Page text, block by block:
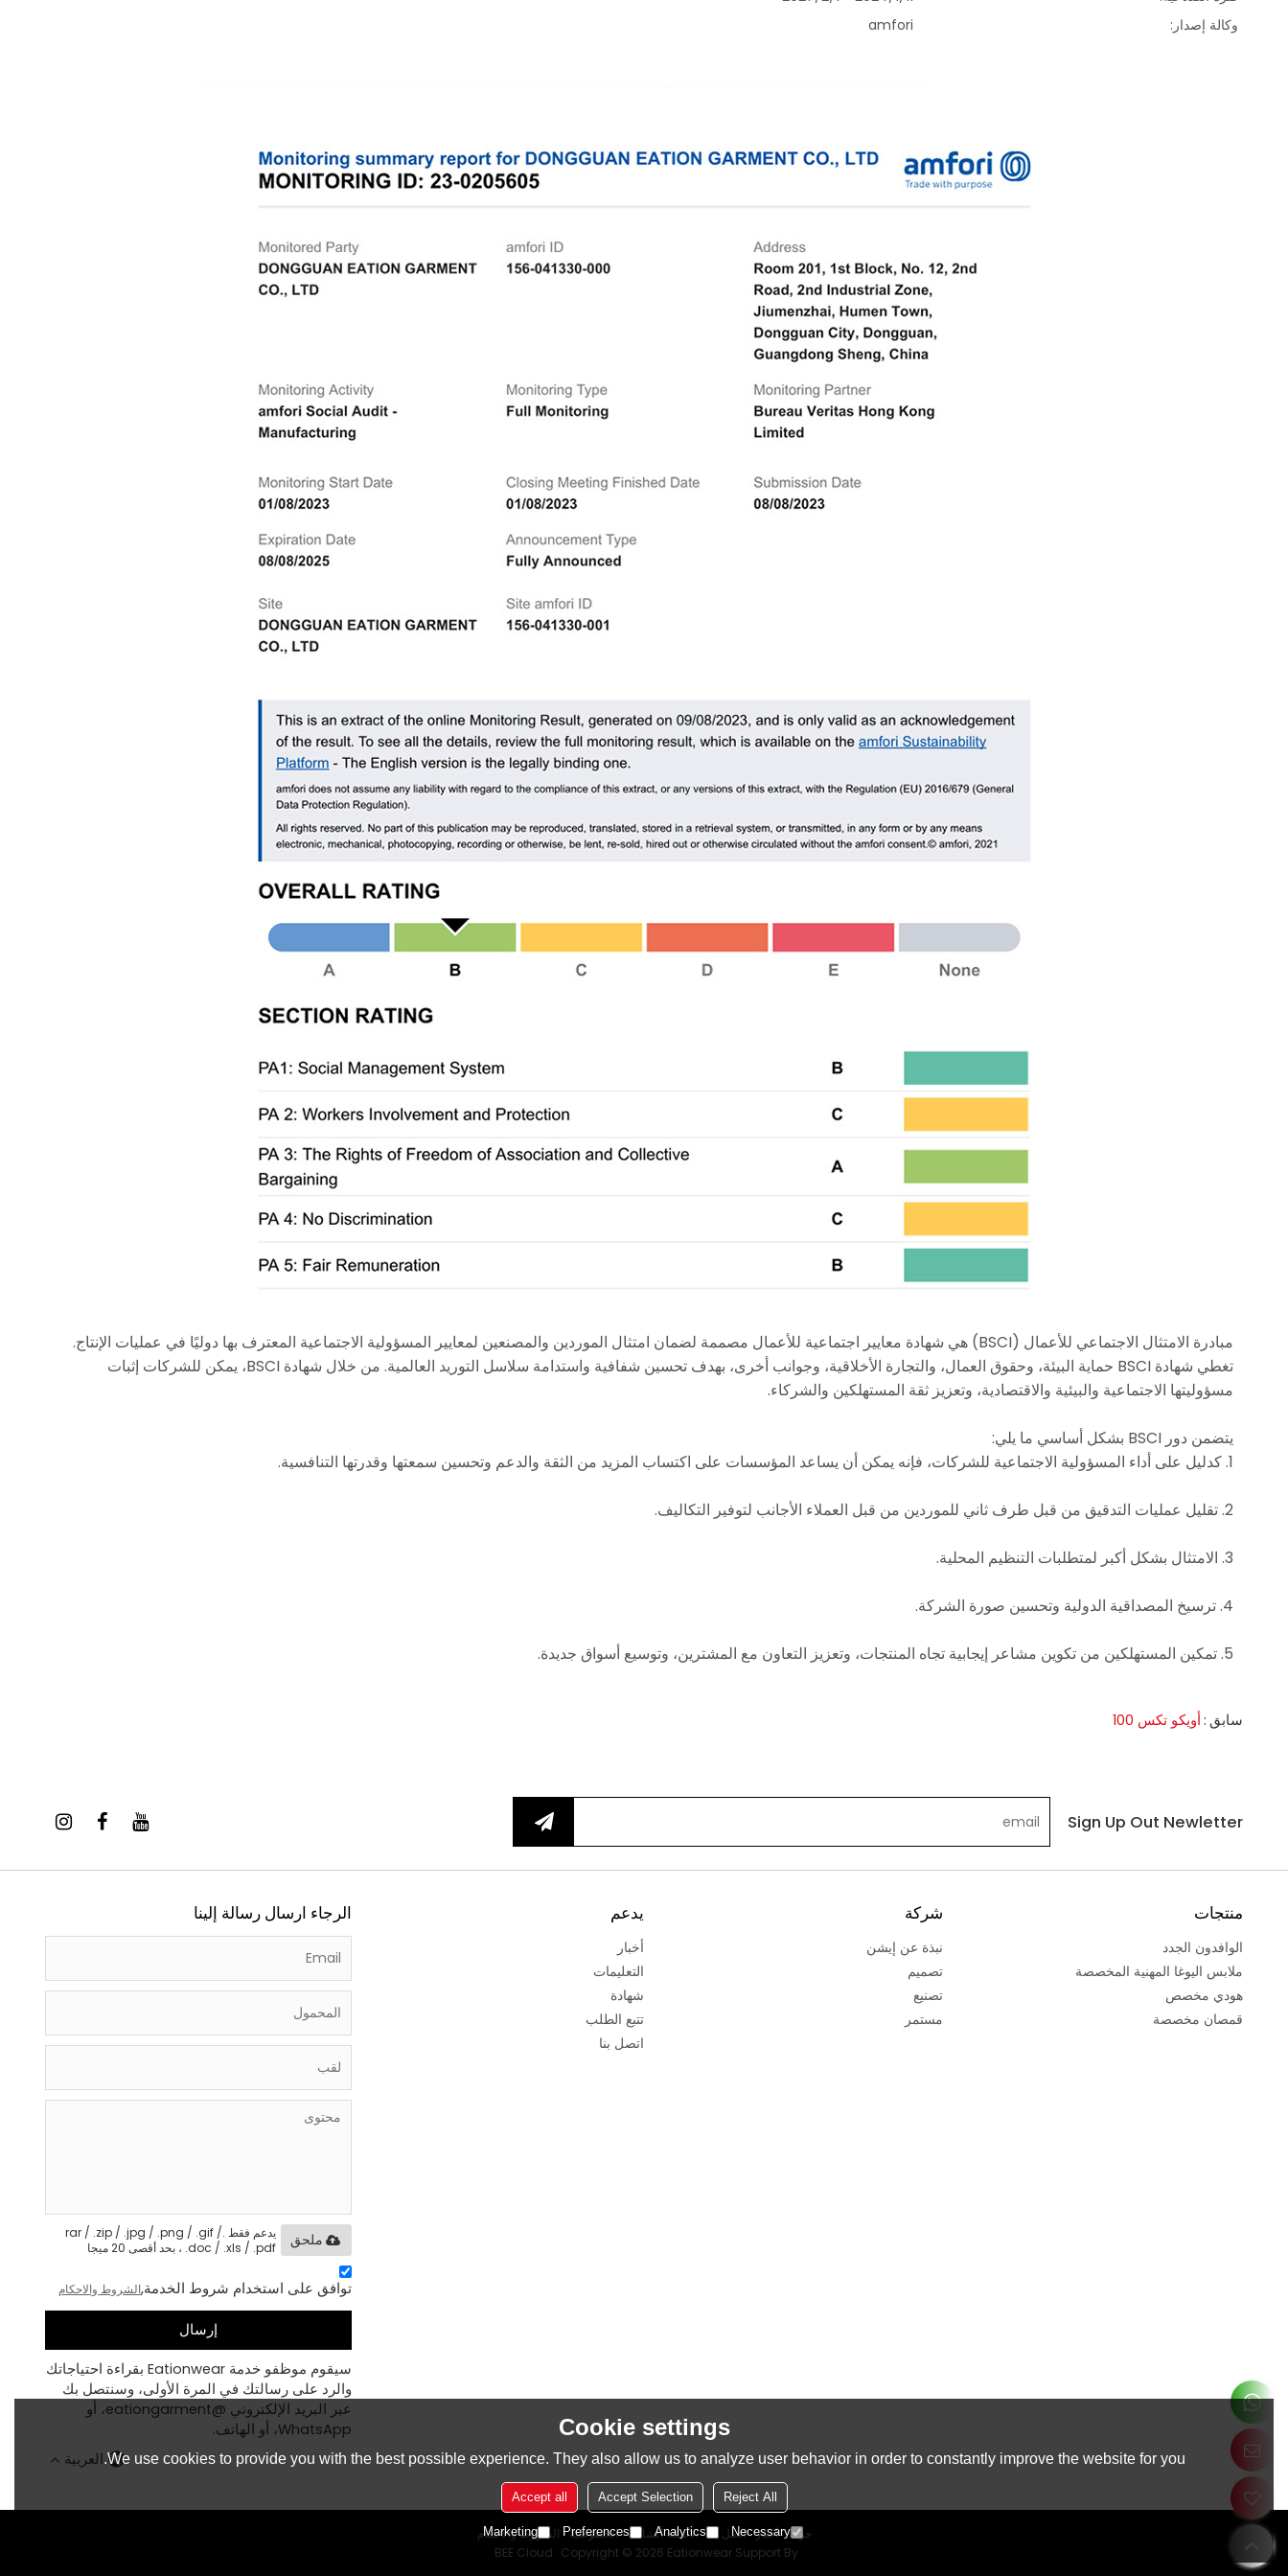
وكالة إصدار:
amfori
مبادرة الامتثال الاجتماعي للأعمال (BSCI) هي شهادة معايير اجتماعية للأعمال مصممة لضمان امتثال الموردين والمصنعين لمعايير المسؤولية الاجتماعية المعترف بها دوليًا في عمليات الإنتاج.
تغطي شهادة BSCI حماية البيئة، وحقوق العمال، والتجارة الأخلاقية، وجوانب أخرى، بهدف تحسين شفافية واستدامة سلاسل التوريد العالمية. من خلال شهادة BSCI، يمكن للشركات إثبات
مسؤوليتها الاجتماعية والبيئية والاقتصادية، وتعزيز ثقة المستهلكين والشركاء.
يتضمن دور BSCI بشكل أساسي ما يلي:
1. كدليل على أداء المسؤولية الاجتماعية للشركات، فإنه يمكن أن يساعد المؤسسات على اكتساب المزيد من الثقة والدعم وتحسين سمعتها وقدرتها التنافسية.
2. تقليل عمليات التدقيق من قبل طرف ثاني للموردين من قبل العملاء الأجانب لتوفير التكاليف.
3. الامتثال بشكل أكبر لمتطلبات التنظيم المحلية.
4. ترسيخ المصداقية الدولية وتحسين صورة الشركة.
5. تمكين المستهلكين من تكوين مشاعر إيجابية تجاه المنتجات، وتعزيز التعاون مع المشترين، وتوسيع أسواق جديدة.
سابق أويكو تكس 100
Sign Up Out Newletter
منتجات
الوافدون الجدد
ملابس اليوغا المهنية المخصصة
هودي مخصص
قمصان مخصصة
شركة
نبذة عن إيشن
تصميم
تصنيع
مستمر
يدعم
أخبار
التعليمات
شهادة
تتبع الطلب
اتصل بنا
الرجاء ارسال رسالة إلينا
يدعم فقط .rar / .zip / .jpg / .png / .gif /
.doc / .xls / .pdf ، بحد أقصى 20 ميجا
ملحق
توافق على استخدام شروط الخدمة,الشروط والاحكام
إرسال
سيقوم موظفو خدمة Eationwear بقراءة احتياجاتك
والرد على رسالتك في المرة الأولى، وسنتصل بك
عبر البريد الإلكتروني @eationgarment، أو
WhatsApp، أو الهاتف.
العربية
حولنا أخبار اتصل بنا الأسئلة الشائعة الخصوصية
الشروط والاحكام
Copyright © 2026 Eationwear Support By
BEE Cloud
Cookie settings
We use cookies to provide you with the best possible experience. They also allow us to analyze user behavior in order to constantly improve the website for you.
Reject All
Accept Selection
Accept all
Necessary
Analytics
Preferences
Marketing